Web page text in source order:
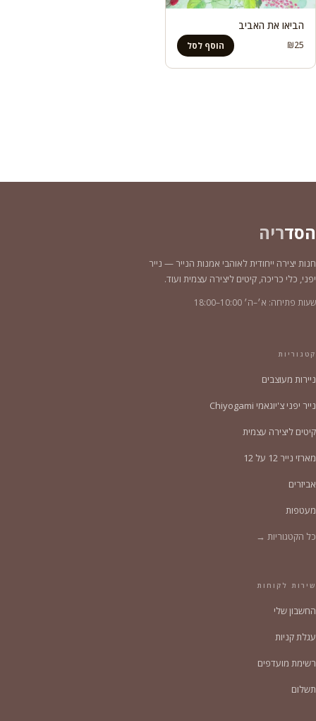
הביאו את האביב
₪25 הוסף לסל
הסדריה
חנות יצירה ייחודית לאוהבי אמנות הנייר — נייר
יפני, כלי כריכה, קיטים ליצירה עצמית ועוד.
שעות פתיחה: א׳–ה׳ 10:00–18:00
קטגוריות
ניירות מעוצבים
נייר יפני צ'יוגאמי Chiyogami
קיטים ליצירה עצמית
מארזי נייר 12 על 12
אביזרים
מעטפות
כל הקטגוריות →
שירות לקוחות
החשבון שלי
עגלת קניות
רשימת מועדפים
תשלום